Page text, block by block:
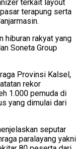
terkait layout
terapung serta
hiburan rakyat yang
Soneta Group
Provinsi Kalsel,
rekor
1.000 pemuda di
yang dimulai dari
seputar
paralayang yakni